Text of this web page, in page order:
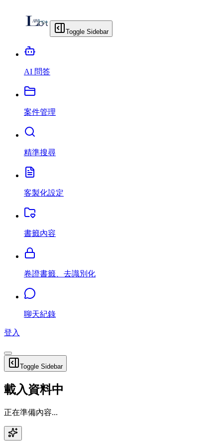
Toggle Sidebar
AI 問答
案件管理
精準搜尋
客製化設定
書籤內容
卷證書籤、去識別化
聊天紀錄
登入
Toggle Sidebar
載入資料中
正在準備內容...